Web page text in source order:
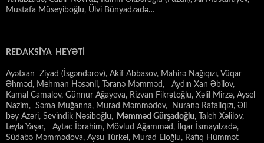
Mustafa Müseyiboğlu, Ülvi Bünyadzadə…
REDAKSİYA HEYƏTİ
Ayətxan Ziyad (İsgəndərov), Akif Abbasov, Mahirə Nağıqızı, Vüqar
Əhməd, Mehman Həsənli, Təranə Məmməd, Aydın Xan Əbilov,
Kamal Camalov, Günnur Ağayeva, Rizvan Fikrətoğlu, Xəlil Mirzə, Aysel
Nazim, Səma Muğanna, Murad Məmmədov, Nuranə Rafailqızı, Əli
bəy Azəri, Sevindik Nəsiboğlu, Məmməd Gürşadoğlu, Taleh Xəlilov,
Leyla Yaşar, Aytac İbrahim, Mövlud Ağamməd, İlqar İsmayılzadə,
Südabə Məmmədova, Aysu Türkel, Murad Eloğlu, Rafiq Hümmət